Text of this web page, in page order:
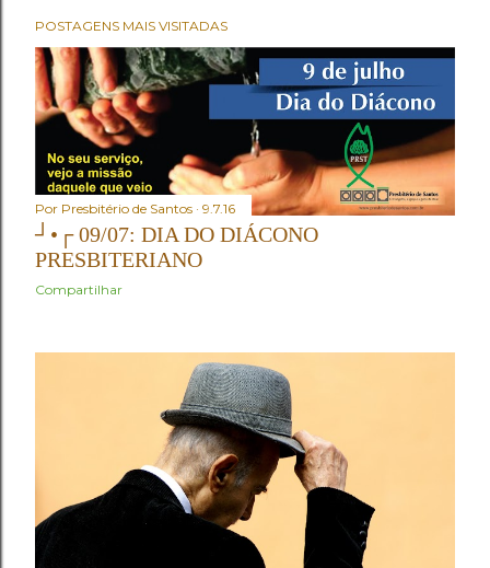
POSTAGENS MAIS VISITADAS
Por Presbitério de Santos 9.7.16
┘•┌ 09/07: DIA DO DIÁCONO
PRESBITERIANO
Compartilhar